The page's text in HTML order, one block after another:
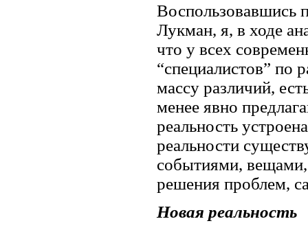
Воспользовавшись
Лукман, я, в ходе
что у всех
“специалистов” по
массу различий,
менее явно
реальность
реальности
событиями,
решения проблем,
Новая реальность